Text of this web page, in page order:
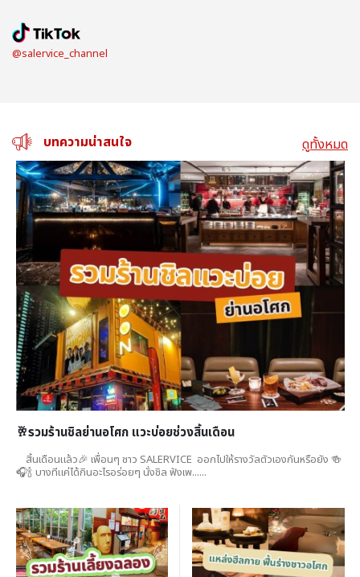
@salervice_channel
บทความน่าสนใจ ดูทั้งหมด
🥂รวมร้านชิลย่านอโศก แวะบ่อยช่วงสิ้นเดือน
สิ้นเดือนแล้ว🎉 เพื่อนๆ ชาว SALERVICE ออกไปให้รางวัลตัวเองกันหรือยัง 🍻
🎧🍾 บางทีแค่ได้กินอะไรอร่อยๆ นั่งชิล ฟังเพ......